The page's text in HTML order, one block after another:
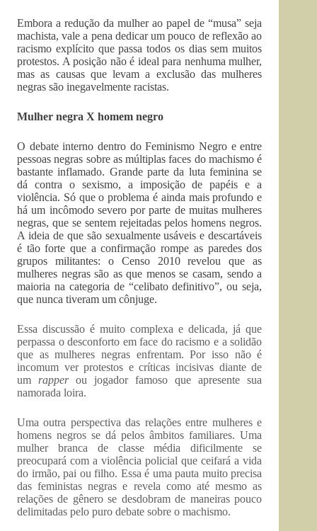
Embora a redução da mulher ao papel de “musa” seja
machista, vale a pena dedicar um pouco de reflexão ao
racismo explícito que passa todos os dias sem muitos
protestos. A posição não é ideal para nenhuma mulher,
mas as causas que levam a exclusão das mulheres
negras são inegavelmente racistas.
Mulher negra X homem negro
O debate interno dentro do Feminismo Negro e entre
pessoas negras sobre as múltiplas faces do machismo é
bastante inflamado. Grande parte da luta feminina se
dá contra o sexismo, a imposição de papéis e a
violência. Só que o problema é ainda mais profundo e
há um incômodo severo por parte de muitas mulheres
negras, que se sentem rejeitadas pelos homens negros.
A ideia de que são sexualmente usáveis e descartáveis
é tão forte que a confirmação rompe as paredes dos
grupos militantes: o Censo 2010 revelou que as
mulheres negras são as que menos se casam, sendo a
maioria na categoria de “celibato definitivo”, ou seja,
que nunca tiveram um cônjuge.
Essa discussão é muito complexa e delicada, já que
perpassa o desconforto em face do racismo e a solidão
que as mulheres negras enfrentam. Por isso não é
incomum ver protestos e críticas incisivas diante de
um rapperou jogador famoso que apresente sua
namorada loira.
Uma outra perspectiva das relações entre mulheres e
homens negros se dá pelos âmbitos familiares. Uma
mulher branca de classe média dificilmente se
preocupará com a violência policial que ceifará a vida
do irmão, pai ou filho. Essa é uma pauta muito precisa
das feministas negras e revela como até mesmo as
relações de gênero se desdobram de maneiras pouco
delimitadas pelo puro debate sobre o machismo.